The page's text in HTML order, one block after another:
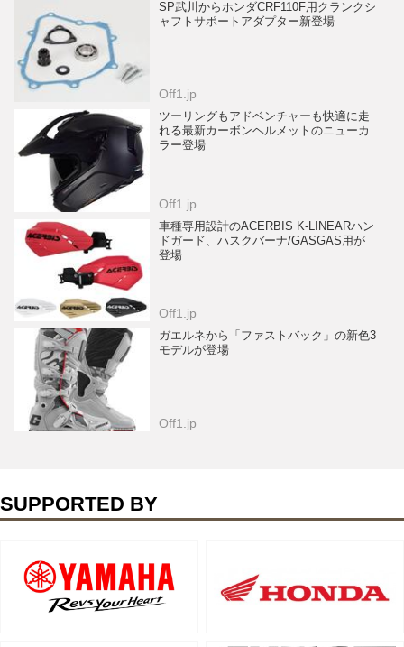
SP武川からホンダCRF110F用クランクシ
ャフトサポートアダプター新登場
Off1.jp
ツーリングもアドベンチャーも快適に走
れる最新カーボンヘルメットのニューカ
ラー登場
Off1.jp
車種専用設計のACERBIS K-LINEARハン
ドガード、ハスクバーナ/GASGAS用が
登場
Off1.jp
ガエルネから「ファストバック」の新色3
モデルが登場
Off1.jp
SUPPORTED BY